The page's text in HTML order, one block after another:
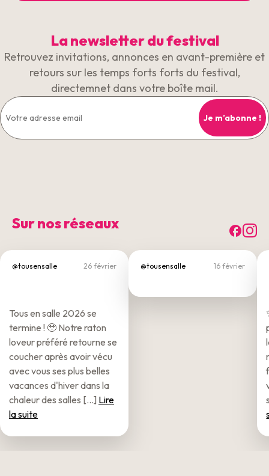
La newsletter du festival
Retrouvez invitations, annonces en avant-première et
retours sur les temps forts forts du festival,
directemnet dans votre boîte mail.
Sur nos réseaux
@tousensalle 26 février
Tous en salle 2026 se
termine ! 🥹 Notre raton
loveur préféré retourne se
coucher après avoir vécu
avec vous ses plus belles
vacances d'hiver dans la
chaleur des salles [...] Lire
la suite
@tousensalle 16 février